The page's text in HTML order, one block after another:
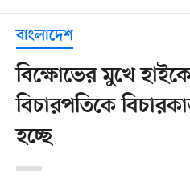
বাংলাদেশ
বিক্ষোভের মুখে
বিচারপতিকে
হচ্ছে